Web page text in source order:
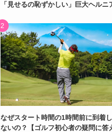
「見せるの恥ずかしい」巨大ヘルニ
なぜスタート時間の1時間前に到着
ないの？【ゴルフ初心者の疑問に答